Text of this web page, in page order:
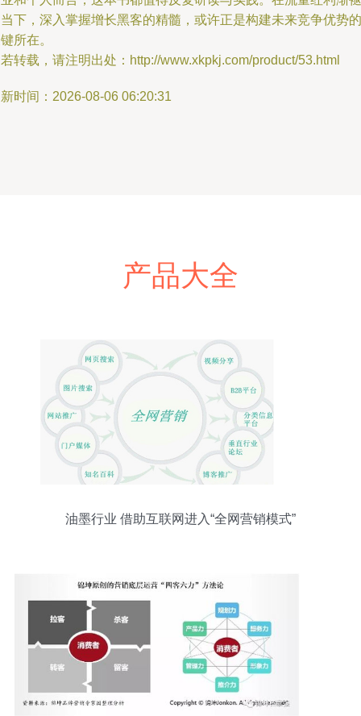
下，深入掌握增长黑客的精髓，或许正是构建未来竞争优势的
所在。
转载，请注明出处：http://www.xkpkj.com/product/53.html
时间：2026-08-06 06:20:31
产品大全
油墨行业 借助互联网进入“全网营销模式”